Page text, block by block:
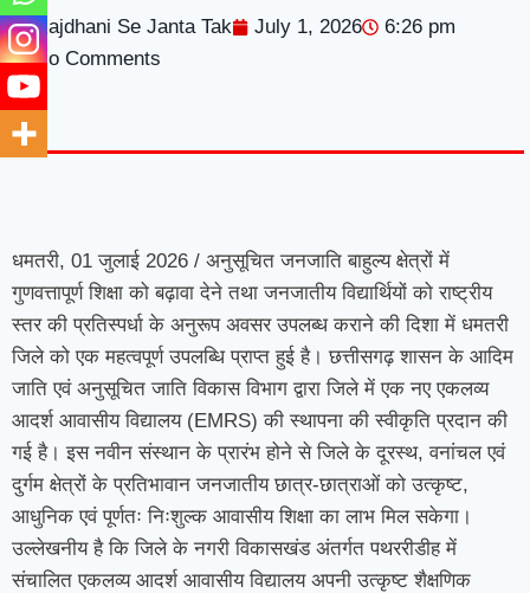
Rajdhani Se Janta Tak July 1, 2026
6:26 pm
No Comments
धमतरी, 01 जुलाई 2026 / अनुसूचित जनजाति बाहुल्य क्षेत्रों में
गुणवत्तापूर्ण शिक्षा को बढ़ावा देने तथा जनजातीय विद्यार्थियों को राष्ट्रीय
स्तर की प्रतिस्पर्धा के अनुरूप अवसर उपलब्ध कराने की दिशा में धमतरी
जिले को एक महत्वपूर्ण उपलब्धि प्राप्त हुई है। छत्तीसगढ़ शासन के आदिम
जाति एवं अनुसूचित जाति विकास विभाग द्वारा जिले में एक नए एकलव्य
आदर्श आवासीय विद्यालय (EMRS) की स्थापना की स्वीकृति प्रदान की
गई है। इस नवीन संस्थान के प्रारंभ होने से जिले के दूरस्थ, वनांचल एवं
दुर्गम क्षेत्रों के प्रतिभावान जनजातीय छात्र-छात्राओं को उत्कृष्ट,
आधुनिक एवं पूर्णतः निःशुल्क आवासीय शिक्षा का लाभ मिल सकेगा।
उल्लेखनीय है कि जिले के नगरी विकासखंड अंतर्गत पथररीडीह में
संचालित एकलव्य आदर्श आवासीय विद्यालय अपनी उत्कृष्ट शैक्षणिक